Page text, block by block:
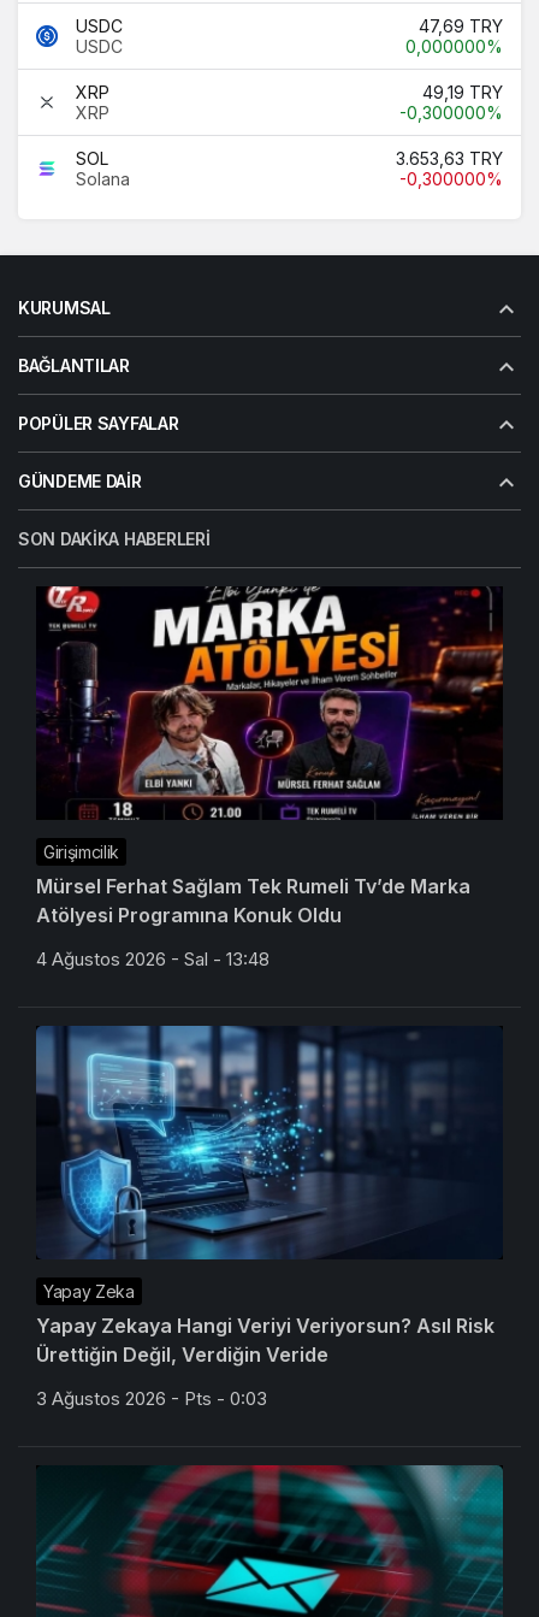
USDC
USDC
47,69 TRY
0,000000%
XRP
XRP
49,19 TRY
-0,300000%
SOL
Solana
3.653,63 TRY
-0,300000%
KURUMSAL
BAĞLANTILAR
POPÜLER SAYFALAR
GÜNDEME DAIR
SON DAKIKA HABERLERI
Girişimcilik
Mürsel Ferhat Sağlam Tek Rumeli Tv’de Marka
Atölyesi Programına Konuk Oldu
4 Ağustos 2026 - Sal - 13:48
Yapay Zeka
Yapay Zekaya Hangi Veriyi Veriyorsun? Asıl Risk
Ürettiğin Değil, Verdiğin Veride
3 Ağustos 2026 - Pts - 0:03